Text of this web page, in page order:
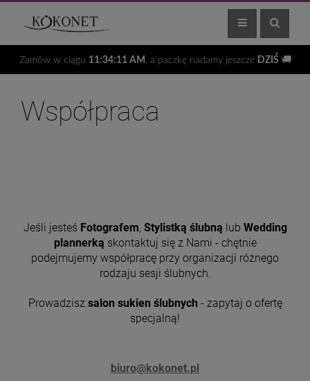
Zamów w ciągu 11:34:11 AM , a paczkę nadamy jeszcze DZIŚ 🚚
Współpraca
Jeśli jesteś Fotografem, Stylistką ślubną lub Wedding
plannerką skontaktuj się z Nami - chętnie
podejmujemy współpracę przy organizacji różnego
rodzaju sesji ślubnych.
Prowadzisz salon sukien ślubnych - zapytaj o ofertę
specjalną!
biuro@kokonet.pl